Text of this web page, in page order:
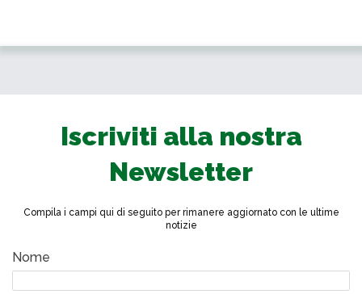
Iscriviti alla nostra
Newsletter
Compila i campi qui di seguito per rimanere aggiornato con le ultime
notizie
Nome